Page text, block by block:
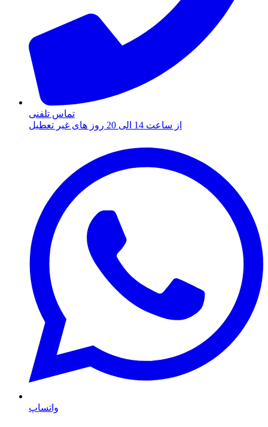
تماس تلفنی
از ساعت 14 الی 20 روز های غیر تعطیل
واتساپ